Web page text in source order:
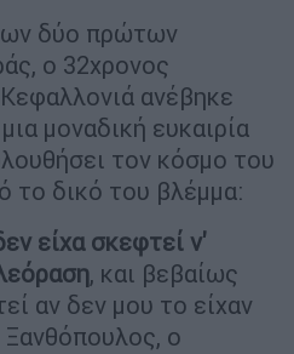
δύο πρώτων
ο 32χρονος
ανέβηκε
μοναδική ευκαιρία
τον κόσμο του
το δικό του βλέμμα:
είχα σκεφτεί ν'
, και βεβαίως
αν δεν μου το είχαν
Ξανθόπουλος, ο